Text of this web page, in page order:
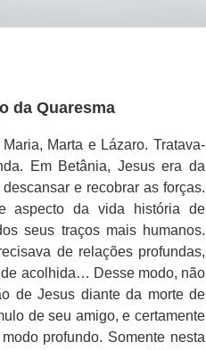
da Quaresma
Marta e Lázaro. Tratava-
Em Betânia, Jesus era da
e recobrar as forças.
aspecto da vida história de
seus traços mais humanos.
de relações profundas,
acolhida… Desse modo, não
de Jesus diante da morte de
de seu amigo, e certamente
profundo. Somente nesta